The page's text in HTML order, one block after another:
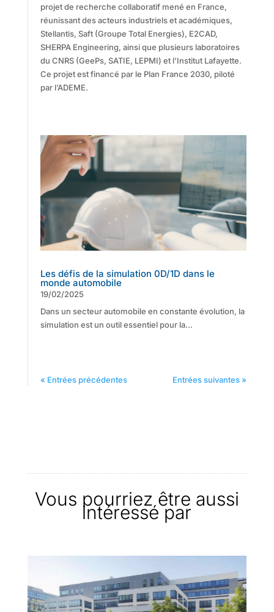
projet de recherche collaboratif mené en France,
réunissant des acteurs industriels et académiques,
Stellantis, Saft (Groupe Total Energies), E2CAD,
SHERPA Engineering, ainsi que plusieurs laboratoires
du CNRS (GeePs, SATIE, LEPMI) et l’Institut Lafayette.
Ce projet est financé par le Plan France 2030, piloté
par l’ADEME.
Les défis de la simulation 0D/1D dans le
monde automobile
19/02/2025
Dans un secteur automobile en constante évolution, la
simulation est un outil essentiel pour la...
« Entrées précédentes Entrées suivantes »
Vous pourriez être aussi
intéressé par